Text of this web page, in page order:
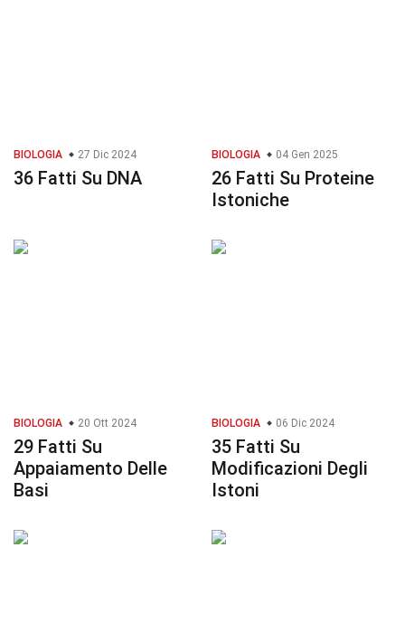
BIOLOGIA 27 Dic 2024
36 Fatti Su DNA
BIOLOGIA 04 Gen 2025
26 Fatti Su Proteine
Istoniche
BIOLOGIA 20 Ott 2024
29 Fatti Su
Appaiamento Delle
Basi
BIOLOGIA 06 Dic 2024
35 Fatti Su
Modificazioni Degli
Istoni